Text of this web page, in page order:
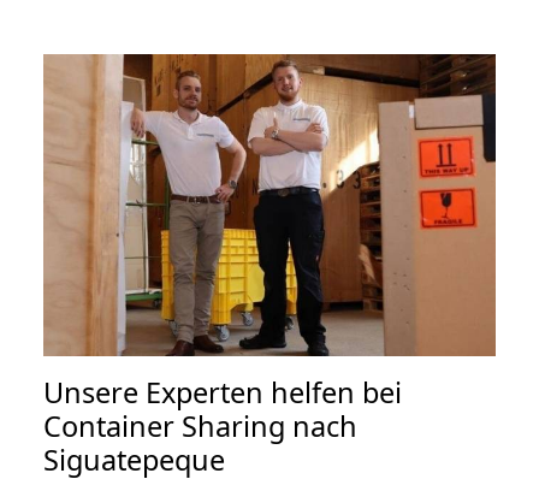
Unsere Experten helfen bei
Container Sharing nach
Siguatepeque